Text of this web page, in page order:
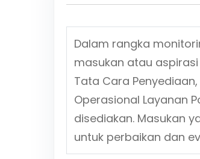
Dalam rangka
masukan atau
Tata Cara
Operasional Layanan
disediakan. Masukan
untuk perbaikan dan